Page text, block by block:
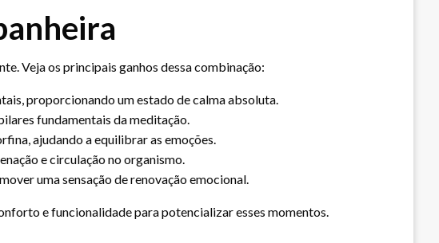
Veja os principais ganhos dessa combinação:
proporcionando um estado de calma absoluta.
fundamentais da meditação.
ajudando a equilibrar as emoções.
e circulação no organismo.
uma sensação de renovação emocional.
e funcionalidade para potencializar esses momentos.